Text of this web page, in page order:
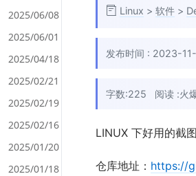
2025/06/08
2025/06/01
2025/04/18
2025/02/21
2025/02/19
2025/02/16
2025/01/20
2025/01/18
Linux > 软件 >
发布时间 : 2023-
字数:225 阅读 :火
LINUX 下好用的截
仓库地址： https://